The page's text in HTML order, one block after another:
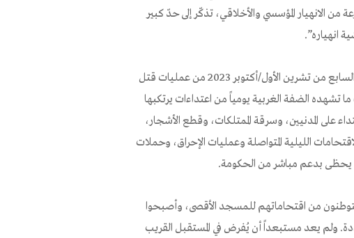
من الانهيار المؤسسي والأخلاقي، تذكّر إلى حدّ كبير
انهياره”.
وما أشار إليه شومسكي لا يبدو مفاجئاً في ضوء ما يجري منذ السابع من تشرين الأول/أكتوبر 2023 من عمليات قتل
الضفة الغربية يومياً من اعتداءات يرتكبها
على المدنيين، وسرقة الممتلكات، وقطع الأشجار،
الليلية المتواصلة وعمليات الإحراق، وحملات
يحظى بدعم مباشر من الحكومة.
من اقتحاماتهم للمسجد الأقصى، وأصبحوا
ولم يعد مستبعداً أن يُفرض في المستقبل القريب